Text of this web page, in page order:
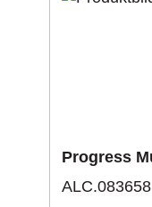
Progress
ALC.083658